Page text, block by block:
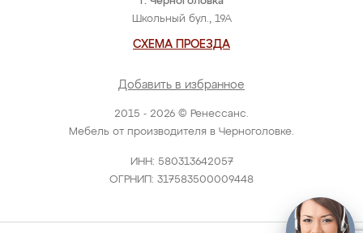
2015 - 2026 © Ренессанс.
Мебель от производителя в Черноголовке.
ИНН: 580313642057
ОГРНИП: 317583500009448
Школьный бул., 19А
СХЕМА ПРОЕЗДА
Добавить в избранное